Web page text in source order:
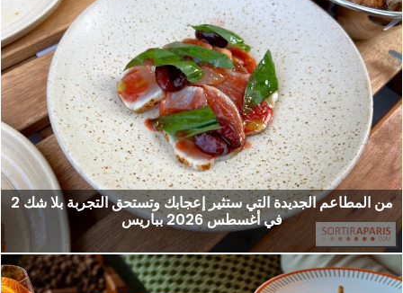
2 من المطاعم الجديدة التي ستثير إعجابك وتستحق التجربة بلا شك
في أغسطس 2026 بباريس